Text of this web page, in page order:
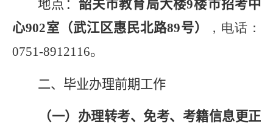
地点 ： 韶关市教育局大楼9楼市招考中
心902室 （武江区惠民北路89号）
，电话：
0751-8912116。
二、毕业办理前期工作
（一）办理转考、免考、考籍信息更正